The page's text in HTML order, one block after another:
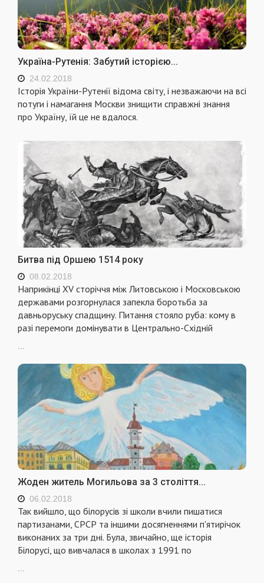
Україна-Рутенія: Забутий історією...
24.02.2018
Історія України-Рутенії відома світу, і незважаючи на всі
потуги і намагання Москви знищити справжні знання
про Україну, їй це не вдалося.
Битва під Оршею 1514 року
08.02.2018
Наприкінці XV сторіччя між Литовською і Московською
державами розгорнулася запекла боротьба за
давньоруську спадщину. Питання стояло руба: кому в
разі перемоги домінувати в Центрально-Східній
Жоден житель Могильова за 3 століття...
06.02.2018
Так вийшло, що білорусів зі школи вчили пишатися
партизанами, СРСР та іншими досягненнями п'ятирічок
виконаних за три дні. Була, звичайно, ще історія
Білорусі, що вивчалася в школах з 1991 по